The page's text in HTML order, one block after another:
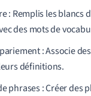
: Remplis les blancs
des mots de
: Associe
définitions.
phrases : Créer des